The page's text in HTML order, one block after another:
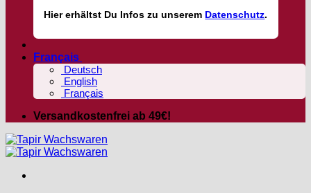
Hiererhältst Du Infos zu unserem Datenschutz.
Français
Deutsch
English
Français
Versandkostenfrei ab 49€!